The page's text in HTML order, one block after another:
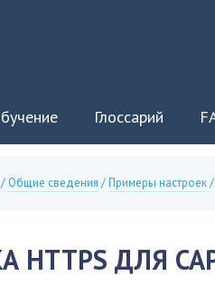
Глоссарий
/ Общие сведения /Примеры настроек/
HTTPS ДЛЯ